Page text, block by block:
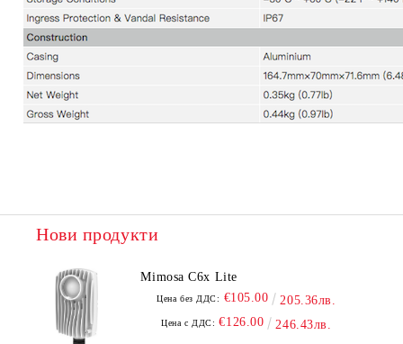
Нови продукти
Mimosa C6x Lite
Цена без ДДС: €105.00 205.36лв.
Цена с ДДС: €126.00 246.43лв.